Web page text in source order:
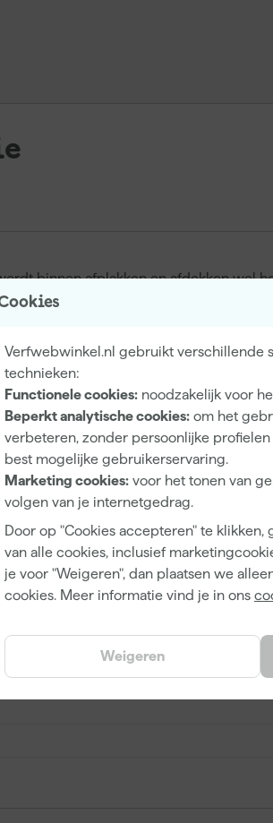
Verfwebwinkel.nl gebruikt verschillende
technieken:
Functionele cookies: noodzakelijk voor
Beperkt analytische cookies: om het
verbeteren, zonder persoonlijke
best mogelijke gebruikerservaring.
Marketing cookies: voor het tonen van
volgen van je internetgedrag.
Door op "Cookies accepteren" te
van alle cookies, inclusief
je voor "Weigeren", dan plaatsen we
cookies. Meer informatie vind je in ons
Weigeren
binnen afplakken en afdekken wel
afplakken van bijvoorbeeld
50 gram per vierkante meter kun je in
stappen hoeft te zetten. Deze
en helpt je om netjes en strak te werken
niet geschikt is voor buitengebruik.
bij de hand hebt, afgestemd op
of renovatiewerkzaamheden door te
premium maskingtape.